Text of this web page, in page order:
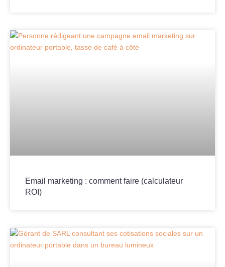
Email marketing : comment faire (calculateur
ROI)